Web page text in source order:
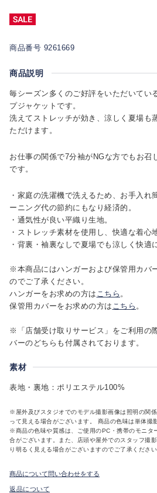
商品番号 9261669
商品説明
毎シーズン多くのご好評をいただいてい
プジャケットです。
洗えてストレッチが効き、涼しく夏場も
ただけます。
お仕事の関係で7分袖がNGな方でもお召
です。
・家庭の洗濯機で洗えるため、お手入れ
ーニング代の節約にもなり経済的。
・通気性が良い平織り生地。
・ストレッチ素材を使用し、快適な着心地
・背裏・袖裏なしで夏場でも涼しく快適
※本商品にはハンガーおよび保管用カバ
のでご了承ください。
ハンガーをお求めの方は こちら 。
保管用カバーをお求めの方は こちら 。
※「店舗受け取りサービス」をご利用の
バーのどちらも付属されております。
素材
表地・裏地：ポリエステル100%
※屋外及びスタジオでのモデル撮影画像は照明の関
って見える場合がございます。 商品の色味は単体撮
※商品の色味や質感は、ご使用のPC・携帯のモニタ
合がございます。また、店頭や屋外でのスタッフ撮
り明るく見える場合がございますのでご了承ください
商品について問い合わせをする
返品について